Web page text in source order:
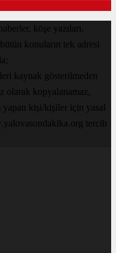
köşe yazıları,
konuların tek adresi
kaynak gösterilmeden
olarak kopyalanamaz,
yapan kişi/kişiler için yasal
tercih